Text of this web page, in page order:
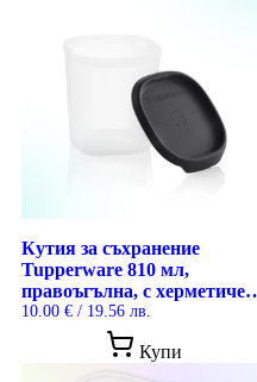
Кутия за съхранение
Tupperware 810 мл,
правоъгълна, с херметичен
One Touch® капак
10.00 € / 19.56 лв.
Купи